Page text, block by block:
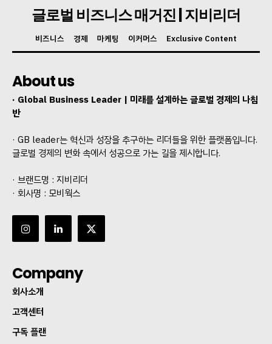
글로벌 비즈니스 매거진 | 지비리더
비즈니스 경제 마케팅 이커머스 Exclusive Content
About us
· Global Business Leader | 미래를 설계하는 글로벌 경제의 나침
반
· GB leader는 혁신과 성장을 추구하는 리더들을 위한 플랫폼입니다.
글로벌 경제의 변화 속에서 성공으로 가는 길을 제시합니다.
· 브랜드명 : 지비리더
· 회사명 : 모비웍스
Company
회사소개
고객센터
구독 플랜